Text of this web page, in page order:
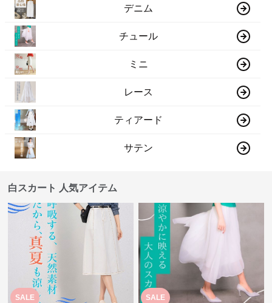
デニム
チュール
ミニ
レース
ティアード
サテン
白スカート 人気アイテム
SALE SALE